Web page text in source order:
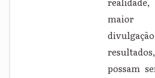
maior
possam